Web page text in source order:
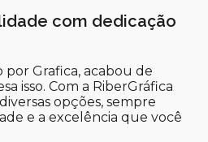
com dedicação
Grafica, acabou de
isso. Com a RiberGráfica
opções, sempre
e a excelência que você